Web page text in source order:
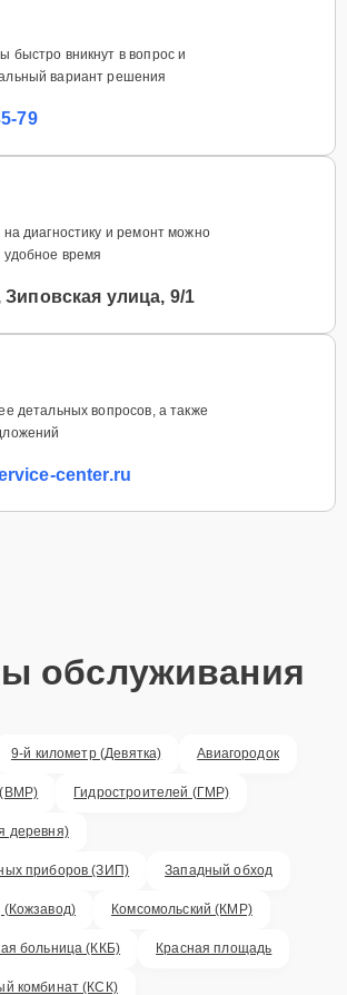
быстро вникнут в вопрос и
вариант решения
79
на диагностику и ремонт можно
удобное время
Зиповская улица, 9/1
детальных вопросов, а также
center.ru
обслуживания
9-й километр (Девятка) Авиагородок
(ВМР) Гидростроителей (ГМР)
деревня)
приборов (ЗИП) Западный обход
Комсомольский (КМР)
больница (ККБ) Красная площадь
комбинат (КСК)